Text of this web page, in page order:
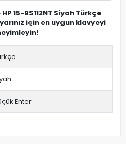
15-BS112NT Siyah Türkçe
için en uygun klavyeyi
Enter